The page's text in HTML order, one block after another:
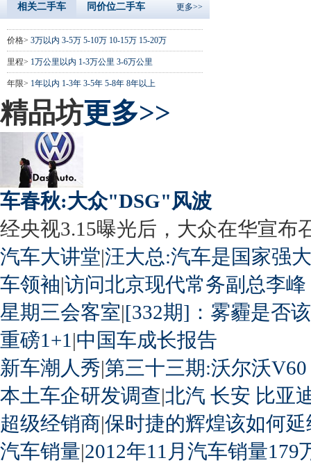
相关二手车 同价位二手车 更多>>
价格> 3万以内 3-5万 5-10万 10-15万 15-20万
里程> 1万公里以内 1-3万公里 3-6万公里
年限> 1年以内 1-3年 3-5年 5-8年 8年以上
精品坊更多>>
车春秋:大众"DSG"风波
经央视3.15曝光后，大众在华宣布
汽车大讲堂|汪大总:汽车是国家强
车领袖|访问北京现代常务副总李峰
星期三会客室|[332期]：雾霾是否
重磅1+1 |中国车成长报告
新车潮人秀|第三十三期:沃尔沃
本土车企研发调查|北汽 长安 比亚
超级经销商|保时捷的辉煌该如何延
汽车销量|2012年11月汽车销量179